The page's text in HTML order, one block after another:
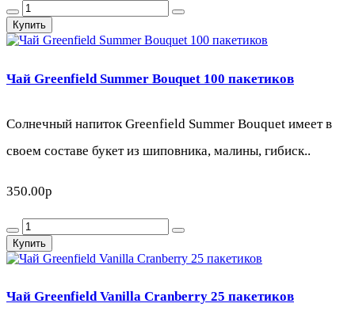
Купить
Чай Greenfield Summer Bouquet 100 пакетиков
Солнечный напиток Greenfield Summer Bouquet имеет в
своем составе букет из шиповника, малины, гибиск..
350.00р
Купить
Чай Greenfield Vanilla Cranberry 25 пакетиков